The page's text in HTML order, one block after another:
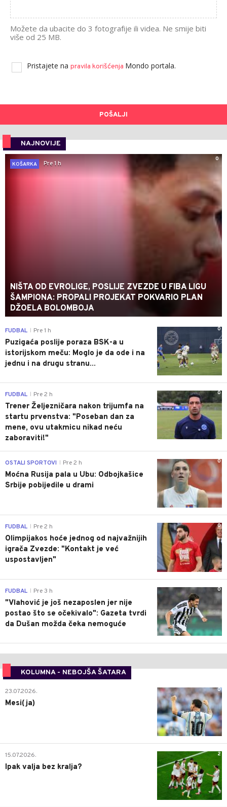
Možete da ubacite do 3 fotografije ili videa. Ne smije biti
više od 25 MB.
Pristajete na pravila korišćenja Mondo portala.
POŠALJI
NAJNOVIJE
0
KOŠARKA
Pre 1 h
NIŠTA OD EVROLIGE, POSLIJE ZVEZDE U FIBA LIGU
ŠAMPIONA: PROPALI PROJEKAT POKVARIO PLAN
DŽOELA BOLOMBOJA
0
FUDBAL Pre 1 h
Puzigaća poslije poraza BSK-a u
istorijskom meču: Moglo je da ode i na
jednu i na drugu stranu...
0
FUDBAL Pre 2 h
Trener Željezničara nakon trijumfa na
startu prvenstva: "Poseban dan za
mene, ovu utakmicu nikad neću
zaboraviti!"
0
OSTALI SPORTOVI Pre 2 h
Moćna Rusija pala u Ubu: Odbojkašice
Srbije pobijedile u drami
0
FUDBAL Pre 2 h
Olimpijakos hoće jednog od najvažnijih
igrača Zvezde: "Kontakt je već
uspostavljen"
0
FUDBAL Pre 3 h
"Vlahović je još nezaposlen jer nije
postao što se očekivalo": Gazeta tvrdi
da Dušan možda čeka nemoguće
KOLUMNA - NEBOJŠA ŠATARA
0
23.07.2026.
Mesi(ja)
2
15.07.2026.
Ipak valja bez kralja?